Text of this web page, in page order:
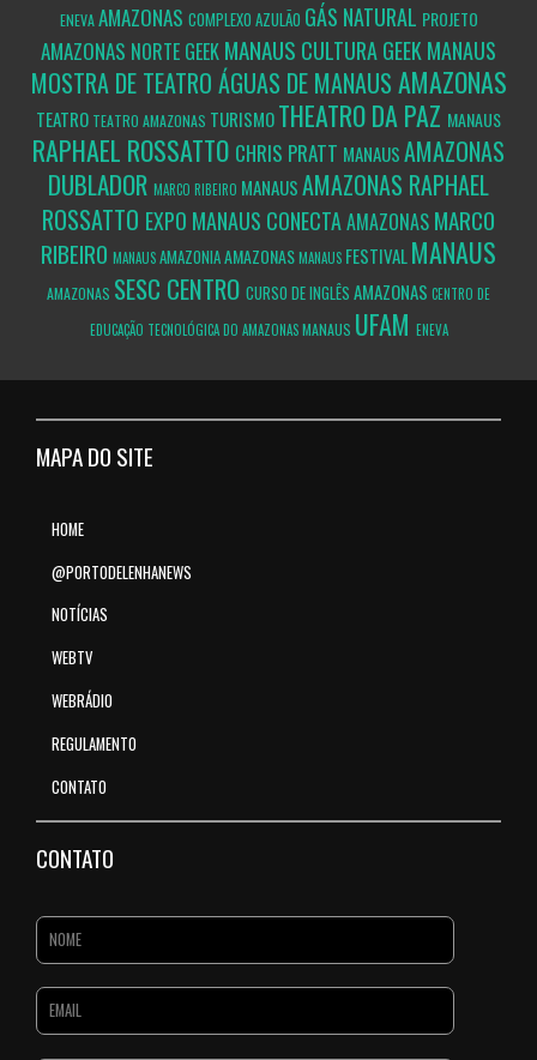
ENEVAAMAZONAS COMPLEXO AZULÃO GÁS NATURAL PROJETO
AMAZONAS NORTE GEEK MANAUS CULTURA GEEKMANAUS
MOSTRA DE TEATRO ÁGUAS DE MANAUS AMAZONAS
TEATRO TEATRO AMAZONAS TURISMOTHEATRO DA PAZ MANAUS
RAPHAEL ROSSATTO CHRIS PRATT MANAUSAMAZONAS
DUBLADOR MARCO RIBEIRO MANAUSAMAZONAS RAPHAEL
ROSSATTO EXPO MANAUS CONECTAAMAZONAS MARCO
RIBEIRO MANAUSAMAZONIAAMAZONASMANAUS FESTIVALMANAUS
AMAZONAS SESC CENTRO CURSO DE INGLÊS AMAZONAS CENTRO DE
EDUCAÇÃO TECNOLÓGICA DO AMAZONASMANAUS UFAM ENEVA
MAPA DO SITE
HOME
@PORTODELENHANEWS
NOTÍCIAS
WEBTV
WEBRÁDIO
REGULAMENTO
CONTATO
CONTATO